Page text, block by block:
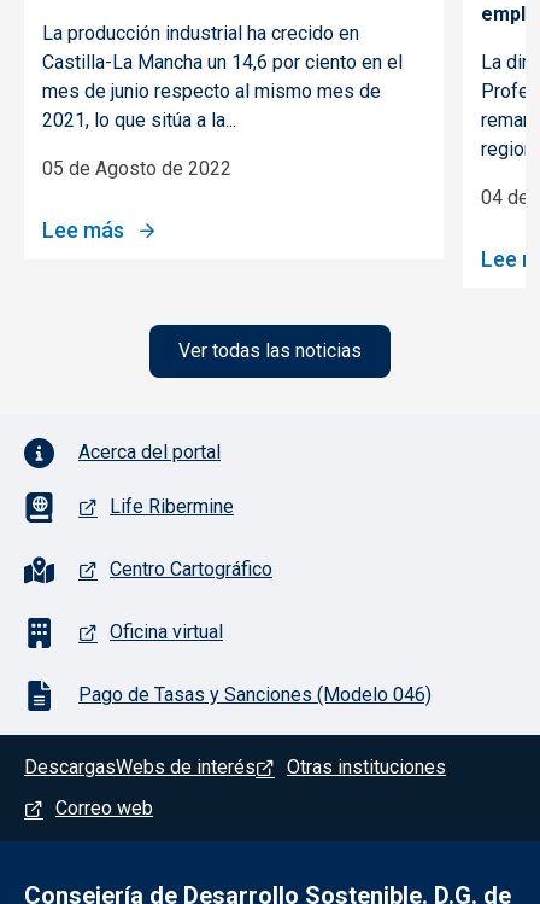
turistas a través de los vuelos internacionales a
el vino de las bodegas y empresas de la
La producción industrial ha crecido en
Castilla-La Mancha un 14,6 por ciento en el
mes de junio respecto al mismo mes de
2021, lo que sitúa a la...
05 de Agosto de 2022
Lee más
sobre El Gobierno regional valora que Castilla-La
La
04 de
Lee
Ver todas las noticias
Pie de página con iconos
Acerca del portal
Life Ribermine
Centro Cartográfico
Oficina virtual
Pago de Tasas y Sanciones (Modelo 046)
Pie de página
DescargasWebs de interés
Otras instituciones
Correo web
Consejería de Desarrollo Sostenible. D.G. de